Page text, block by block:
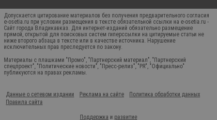
Допускается цитирование материалов без получения предварительного согласия
e-osetia.ru при условии размещения в тексте обязательной ссылки на e-osetia.ru -
Сайт города Владикавказ. Для интернет-изданий обязательно размещение
прямой, открытой для поисковых систем гиперссылки на цитируемые статьи не
ниже второго абзаца в тексте или в качестве источника. Нарушение
исключительных прав преследуется по закону.
Материалы с плашками "Промо", "Партнерский материал", "Партнерский
спецпроект", "Политические новости", "Пресс-релиз", "PR", "Официально"
публикуются на правах рекламы.
Данные о сетевом издании Реклама на сайте
Политика обработки данных
Правила сайта
Поддержка и развитие